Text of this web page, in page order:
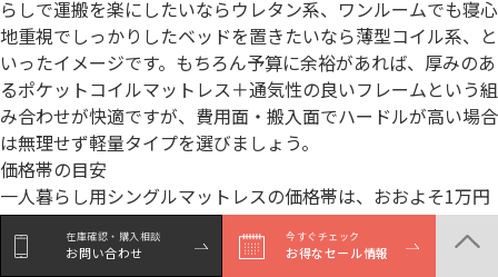
らしで運搬を楽にしたいならウレタン系、ワンルームでも寝心
地重視でしっかりしたベッドを置きたいなら薄型コイル系、と
いったイメージです。もちろん予算に余裕があれば、厚みのあ
るポケットコイルマットレス＋通気性の良いフレームという組
み合わせが快適ですが、費用面・搬入面でハードルが高い場合
は無理せず軽量タイプを選びましょう。
価格帯の目安
一人暮らし用シングルマットレスの価格帯は、おおよそ1万円
台～5万円くらいに集中しています。2～3万円出せば、有名メ
ーカーの高反発ウレタンや国産コイルマットレスのエントリー
在庫確認・購入相談
お問い合わせ
今すぐチェック
お得なセール情報